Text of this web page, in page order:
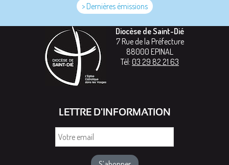
> Dernières émissions
Diocèse de Saint-Dié
7 Rue de la Préfecture
88000 EPINAL
Tél: 03 29 82 21 63
LETTRE D'INFORMATION